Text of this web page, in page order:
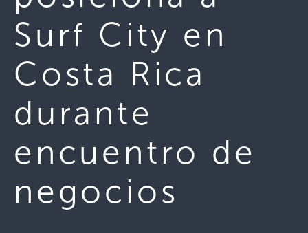
Surf City en
Costa Rica
durante
encuentro de
negocios